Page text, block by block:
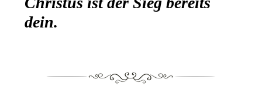
dein.